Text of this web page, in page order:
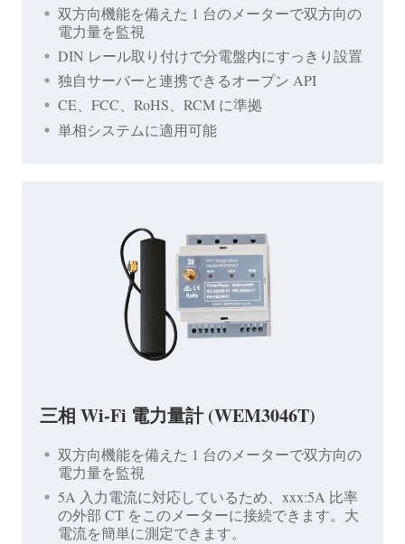
双方向機能を備えた 1 台のメーターで双方向の
電力量を監視
DIN レール取り付けで分電盤内にすっきり設置
独自サーバーと連携できるオープン API
CE、FCC、RoHS、RCM に準拠
単相システムに適用可能
三相 Wi-Fi 電力量計 (WEM3046T)
双方向機能を備えた 1 台のメーターで双方向の
電力量を監視
5A 入力電流に対応しているため、xxx:5A 比率
の外部 CT をこのメーターに接続できます。大
電流を簡単に測定できます。